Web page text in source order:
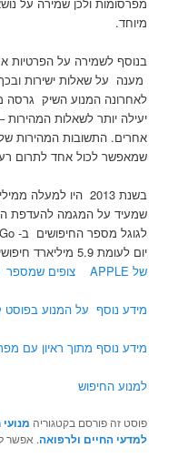
מיוחד.
בנוסף לשמירה על הפרטיות
מענה על שאלות ישירות
לאחרונה המנוע השיק
יעילה יותר לשאלות המהירות
שמאפשר לכול אחד לתרום
שמעיד על המגמה להעדפת
יום לעומת 5.9 מיליארד חיפושים בגוגל .
של APPLE צופים שמספר החיפושים ב- DuckDuckGo יגדל.
מידע נוסף על המנוע בפוסט
מידע נוסף מתוך ראיון עם
למנוע החיפוש
פוסט זה פורסם בקטגוריה
למדעי החיים ולרפואה. אפשר